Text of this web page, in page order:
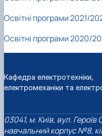
філософії
Освітні програми 2021/
Освітні програми 2020/
Кафедра електротехніки,
електромеханіки та
03041, м. Київ, вул. Героїв
навчальний корпус №8,